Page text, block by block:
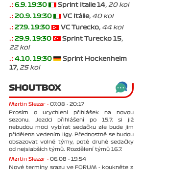
.: 6.9. 19:30 Sprint Italie 14, 20 kol
.: 20.9. 19:30 VC Itálie, 40 kol
.: 27.9. 19:30 VC Turecko, 44 kol
.: 29.9. 19:30 Sprint Turecko 15,
22 kol
.: 4.10. 19:30
Sprint Hockenheim
17, 25 kol
SHOUTBOX
Martin Slezar - 07.08 - 20:17
Prosím o urychlení přihlášek na novou
sezonu. Jezdci přihlášení po 15.7. si již
nebudou moci vybírat sedačku ale bude jim
přidělena vedením ligy. Přednostně se budou
obsazovat volné týmy, poté druhé sedačky
od nejslabších týmů. Rozdělení týmů 16.7.
Martin Slezar - 06.08 - 19:54
Nové termíny srazu ve FORUM - koukněte a